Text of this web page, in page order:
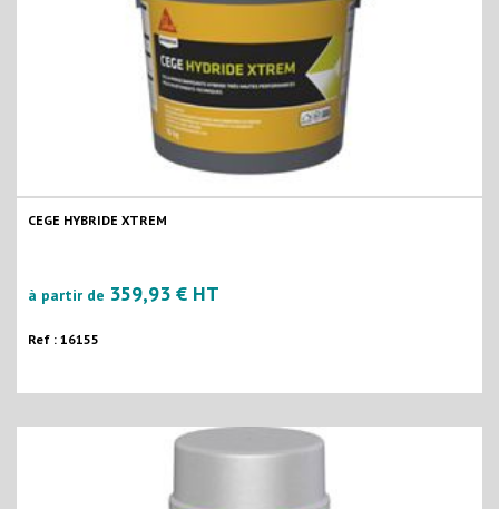
CEGE HYBRIDE XTREM
à partir de 359,93 € HT
Ref : 16155